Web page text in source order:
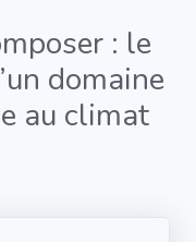
: le
domaine
au climat